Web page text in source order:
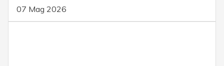
07 Mag 2026